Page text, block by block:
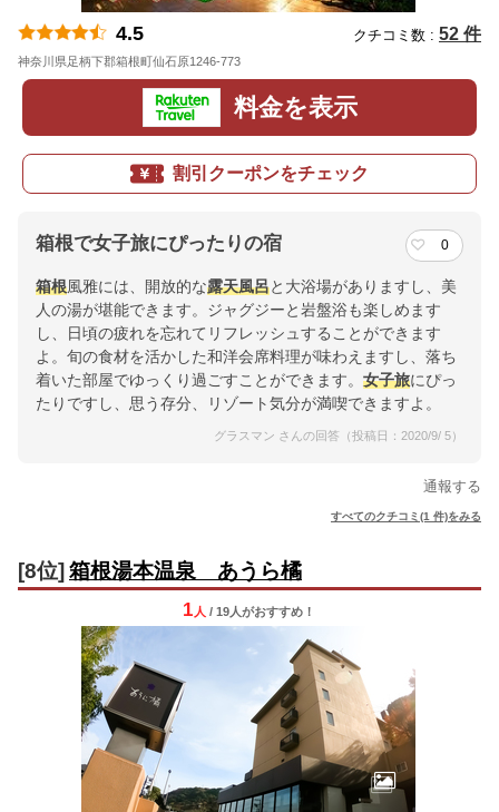
4.5 クチコミ数 : 52 件
神奈川県足柄下郡箱根町仙石原1246-773
料金を表示
割引クーポンをチェック
箱根で女子旅にぴったりの宿 0
箱根風雅には、開放的な露天風呂と大浴場がありますし、美
人の湯が堪能できます。ジャグジーと岩盤浴も楽しめます
し、日頃の疲れを忘れてリフレッシュすることができます
よ。旬の食材を活かした和洋会席料理が味わえますし、落ち
着いた部屋でゆっくり過ごすことができます。 女子旅にぴっ
たりですし、思う存分、リゾート気分が満喫できますよ。
グラスマン さんの回答（投稿日：2020/9/ 5）
通報する
すべてのクチコミ(1 件)をみる
[8位] 箱根湯本温泉 あうら橘
1 人 / 19人がおすすめ！